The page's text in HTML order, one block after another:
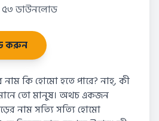
৫৩ ডাউনলোড
করুন
কি হোমো হতে পারে? নাহ্, কী
তো মানুষ। অথচ একজন
নাম সত্যি সত্যি হোমো